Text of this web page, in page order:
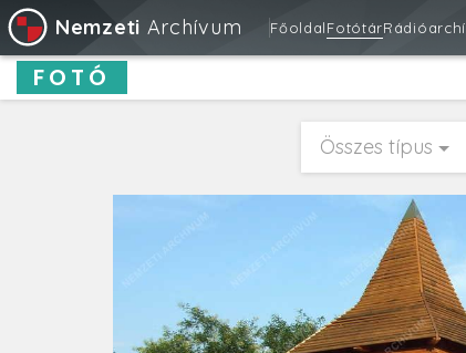
Nemzeti Archívum FőoldalFotótár
FOTÓ
Összes típus